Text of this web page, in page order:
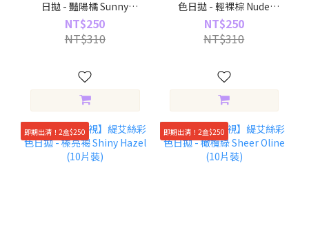
日拋 - 豔陽橘 Sunny
Orange (10片裝)
NT$250
NT$310
色日拋 - 輕裸棕 Nude
Brown (10片裝)
NT$250
NT$310
即期出清！2盒$250 即期出清！2盒$250